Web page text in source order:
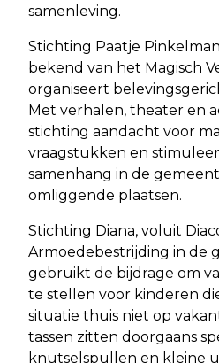
samenleving.
Stichting Paatje
bekend van het Magisch
organiseert
Met verhalen, theater en
stichting aandacht voor
vraagstukken en
samenhang in de
omliggende plaatsen.
Stichting Diana, voluit
Armoedebestrijding in de
gebruikt de bijdrage om
te stellen voor kinderen
situatie thuis niet op
tassen zitten doorgaans
knutselspullen en kleine